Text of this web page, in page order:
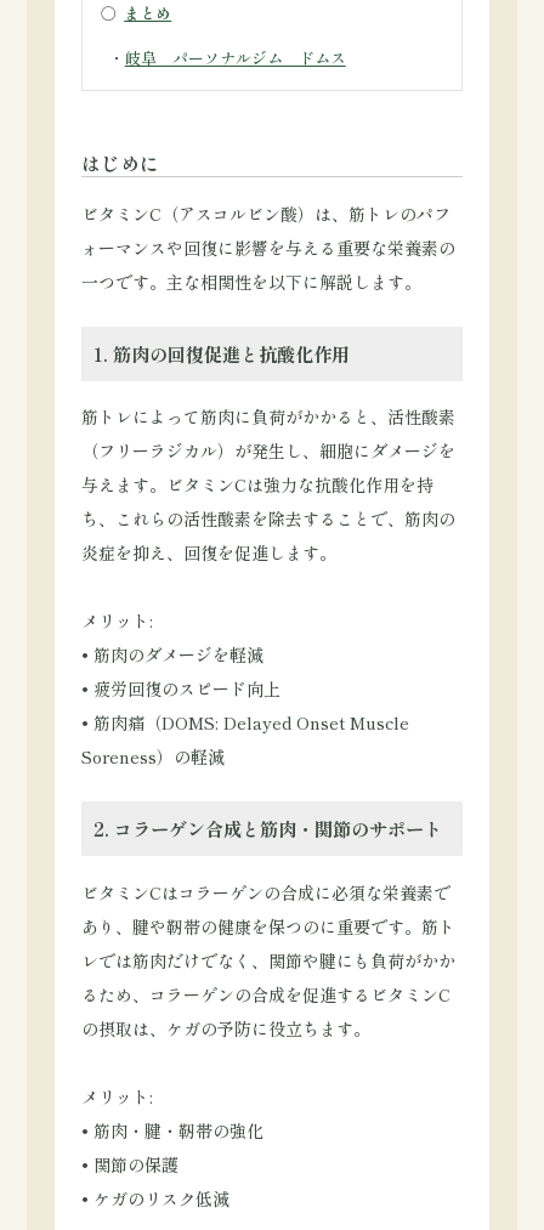
○ まとめ
・ 岐阜 パーソナルジム ドムス
はじめに
ビタミンC（アスコルビン酸）は、筋トレのパフ
ォーマンスや回復に影響を与える重要な栄養素の
一つです。主な相関性を以下に解説します。
1. 筋肉の回復促進と抗酸化作用
筋トレによって筋肉に負荷がかかると、活性酸素
（フリーラジカル）が発生し、細胞にダメージを
与えます。ビタミンCは強力な抗酸化作用を持
ち、これらの活性酸素を除去することで、筋肉の
炎症を抑え、回復を促進します。
メリット:
• 筋肉のダメージを軽減
• 疲労回復のスピード向上
• 筋肉痛（DOMS: Delayed Onset Muscle
Soreness）の軽減
2. コラーゲン合成と筋肉・関節のサポート
ビタミンCはコラーゲンの合成に必須な栄養素で
あり、腱や靭帯の健康を保つのに重要です。筋ト
レでは筋肉だけでなく、関節や腱にも負荷がかか
るため、コラーゲンの合成を促進するビタミンC
の摂取は、ケガの予防に役立ちます。
メリット:
• 筋肉・腱・靭帯の強化
• 関節の保護
• ケガのリスク低減